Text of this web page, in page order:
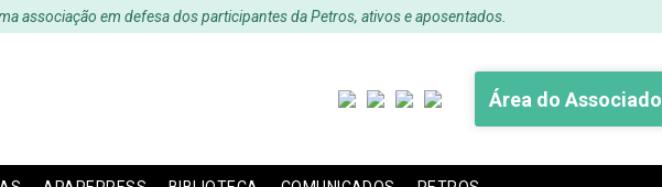
associação em defesa dos participantes da Petros, ativos e aposentados.
Área do Associado